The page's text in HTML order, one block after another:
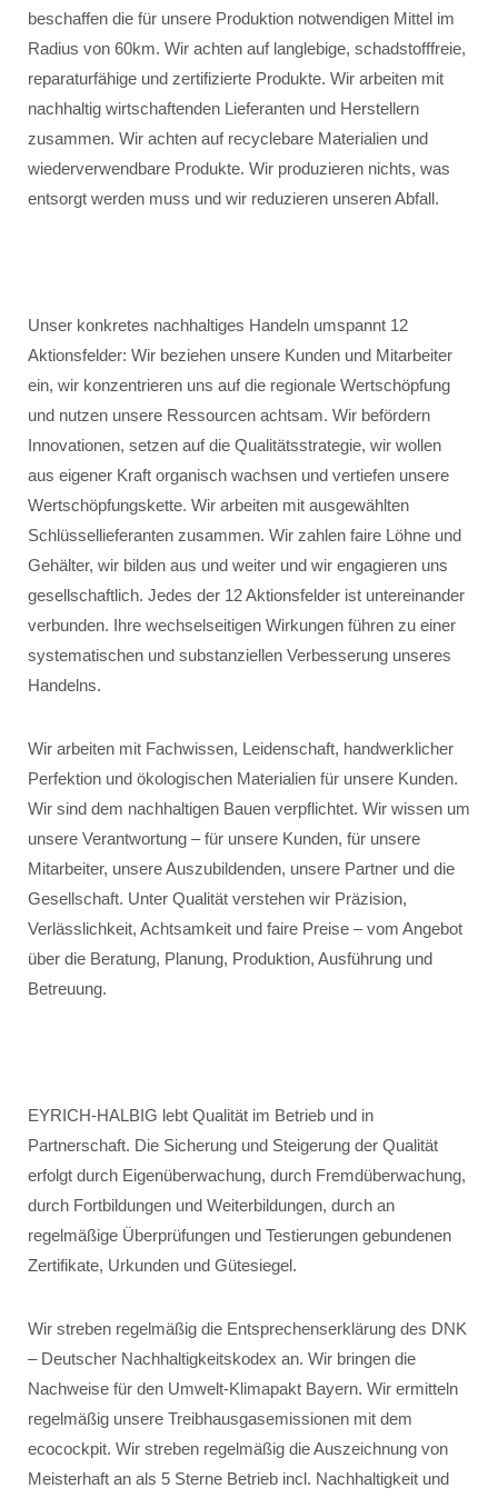
beschaffen die für unsere Produktion notwendigen Mittel im
Radius von 60km. Wir achten auf langlebige, schadstofffreie,
reparaturfähige und zertifizierte Produkte. Wir arbeiten mit
nachhaltig wirtschaftenden Lieferanten und Herstellern
zusammen. Wir achten auf recyclebare Materialien und
wiederverwendbare Produkte. Wir produzieren nichts, was
entsorgt werden muss und wir reduzieren unseren Abfall.
Unser konkretes nachhaltiges Handeln umspannt 12
Aktionsfelder: Wir beziehen unsere Kunden und Mitarbeiter
ein, wir konzentrieren uns auf die regionale Wertschöpfung
und nutzen unsere Ressourcen achtsam. Wir befördern
Innovationen, setzen auf die Qualitätsstrategie, wir wollen
aus eigener Kraft organisch wachsen und vertiefen unsere
Wertschöpfungskette. Wir arbeiten mit ausgewählten
Schlüssellieferanten zusammen. Wir zahlen faire Löhne und
Gehälter, wir bilden aus und weiter und wir engagieren uns
gesellschaftlich. Jedes der 12 Aktionsfelder ist untereinander
verbunden. Ihre wechselseitigen Wirkungen führen zu einer
systematischen und substanziellen Verbesserung unseres
Handelns.
Wir arbeiten mit Fachwissen, Leidenschaft, handwerklicher
Perfektion und ökologischen Materialien für unsere Kunden.
Wir sind dem nachhaltigen Bauen verpflichtet. Wir wissen um
unsere Verantwortung – für unsere Kunden, für unsere
Mitarbeiter, unsere Auszubildenden, unsere Partner und die
Gesellschaft. Unter Qualität verstehen wir Präzision,
Verlässlichkeit, Achtsamkeit und faire Preise – vom Angebot
über die Beratung, Planung, Produktion, Ausführung und
Betreuung.
EYRICH-HALBIG lebt Qualität im Betrieb und in
Partnerschaft. Die Sicherung und Steigerung der Qualität
erfolgt durch Eigenüberwachung, durch Fremdüberwachung,
durch Fortbildungen und Weiterbildungen, durch an
regelmäßige Überprüfungen und Testierungen gebundenen
Zertifikate, Urkunden und Gütesiegel.
Wir streben regelmäßig die Entsprechenserklärung des DNK
– Deutscher Nachhaltigkeitskodex an. Wir bringen die
Nachweise für den Umwelt-Klimapakt Bayern. Wir ermitteln
regelmäßig unsere Treibhausgasemissionen mit dem
ecocockpit. Wir streben regelmäßig die Auszeichnung von
Meisterhaft an als 5 Sterne Betrieb incl. Nachhaltigkeit und